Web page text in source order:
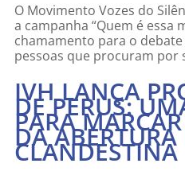
O Movimento Vozes do
a campanha “Quem é essa
chamamento para o debate
pessoas que procuram por
IVH LANÇA
DE PERUS:
PARA
DA
CLANDESTINA